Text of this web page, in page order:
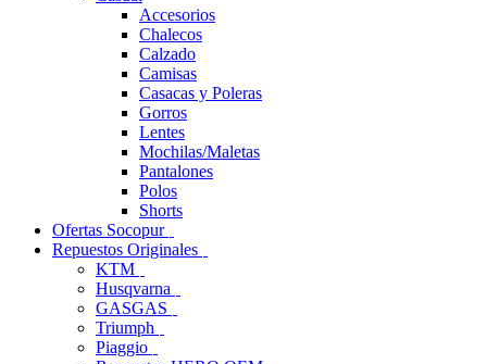
Accesorios
Chalecos
Calzado
Camisas
Casacas y Poleras
Gorros
Lentes
Mochilas/Maletas
Pantalones
Polos
Shorts
Ofertas Socopur
Repuestos Originales
KTM
Husqvarna
GASGAS
Triumph
Piaggio